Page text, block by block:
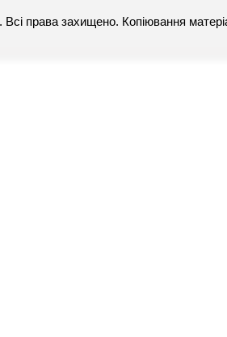
. Всі права захищено. Копіювання